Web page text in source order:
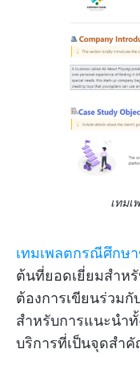
เทม
เทมเพลตกรณีศึกษ
ต้นที่ยอดเยี่ยมสำห
ต้องการเขียนร่วม
สำหรับการแนะนำ
บริการที่เป็นจุดสำ